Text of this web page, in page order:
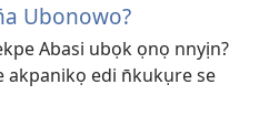
Ubonowo?
Abasi ubọk ọnọ nnyịn?
akpanikọ edi n̄kukụre se